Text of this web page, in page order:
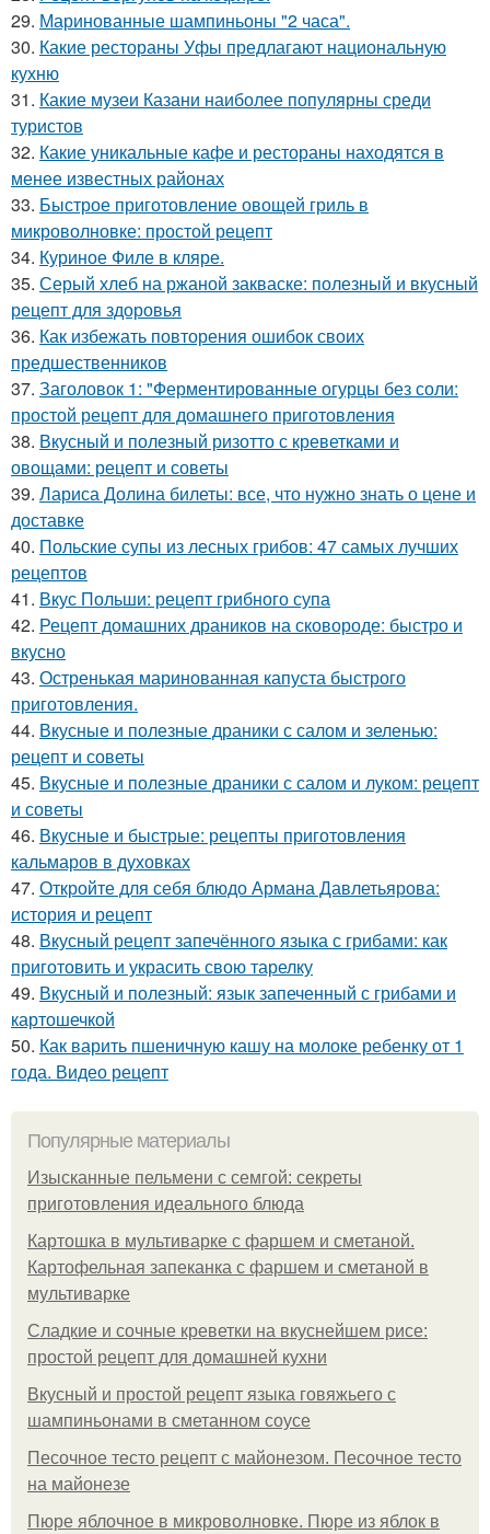
29. Маринованные шампиньоны "2 часа".
30. Какие рестораны Уфы предлагают национальную
кухню
31. Какие музеи Казани наиболее популярны среди
туристов
32. Какие уникальные кафе и рестораны находятся в
менее известных районах
33. Быстрое приготовление овощей гриль в
микроволновке: простой рецепт
34. Куриное Филе в кляре.
35. Серый хлеб на ржаной закваске: полезный и вкусный
рецепт для здоровья
36. Как избежать повторения ошибок своих
предшественников
37. Заголовок 1: "Ферментированные огурцы без соли:
простой рецепт для домашнего приготовления
38. Вкусный и полезный ризотто с креветками и
овощами: рецепт и советы
39. Лариса Долина билеты: все, что нужно знать о цене и
доставке
40. Польские супы из лесных грибов: 47 самых лучших
рецептов
41. Вкус Польши: рецепт грибного супа
42. Рецепт домашних драников на сковороде: быстро и
вкусно
43. Остренькая маринованная капуста быстрого
приготовления.
44. Вкусные и полезные драники с салом и зеленью:
рецепт и советы
45. Вкусные и полезные драники с салом и луком: рецепт
и советы
46. Вкусные и быстрые: рецепты приготовления
кальмаров в духовках
47. Откройте для себя блюдо Армана Давлетьярова:
история и рецепт
48. Вкусный рецепт запечённого языка с грибами: как
приготовить и украсить свою тарелку
49. Вкусный и полезный: язык запеченный с грибами и
картошечкой
50. Как варить пшеничную кашу на молоке ребенку от 1
года. Видео рецепт
Популярные материалы
Изысканные пельмени с семгой: секреты
приготовления идеального блюда
Картошка в мультиварке с фаршем и сметаной.
Картофельная запеканка с фаршем и сметаной в
мультиварке
Сладкие и сочные креветки на вкуснейшем рисе:
простой рецепт для домашней кухни
Вкусный и простой рецепт языка говяжьего с
шампиньонами в сметанном соусе
Песочное тесто рецепт с майонезом. Песочное тесто
на майонезе
Пюре яблочное в микроволновке. Пюре из яблок в